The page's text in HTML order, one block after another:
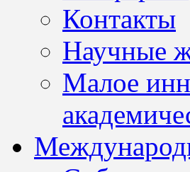
Контакты
Научные
Малое